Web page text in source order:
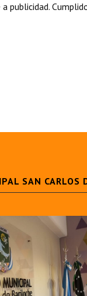
publicidad.
SAN CARLOS